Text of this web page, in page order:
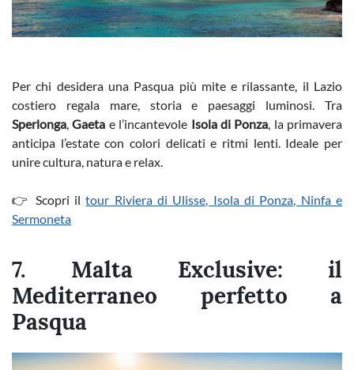
Per chi desidera una Pasqua più mite e rilassante, il Lazio
costiero regala mare, storia e paesaggi luminosi. Tra
Sperlonga,Gaeta e l’incantevole Isola di Ponza, la primavera
anticipa l’estate con colori delicati e ritmi lenti. Ideale per
unire cultura, natura e relax.
👉 Scopri iltour Riviera di Ulisse, Isola di Ponza, Ninfa e
Sermoneta
7. Malta Exclusive: il
Mediterraneo perfetto a
Pasqua